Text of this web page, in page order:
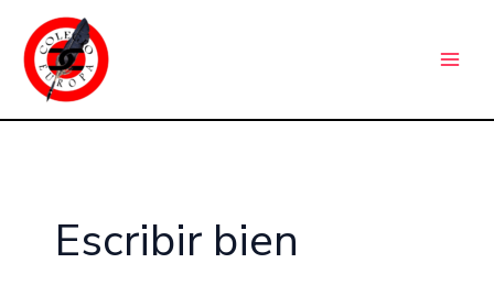
contenido
Escribir bien
a
t